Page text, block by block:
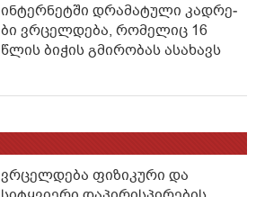
ინ­ტერ­ნეტ­ში დრა­მა­ტუ­ლი კად­რე­
ბი ვრცელდება, რომელიც 16
წლის ბიჭის გმირობას ასახავს
ვრცელდება ფიზიკური და